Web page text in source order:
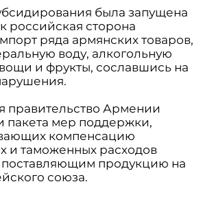
была запущена
российская сторона
ряда армянских товаров,
воду, алкогольную
и фрукты, сославшись на
правительство Армении
пакета мер поддержки,
компенсацию
и таможенных расходов
поставляющим продукцию на
союза.